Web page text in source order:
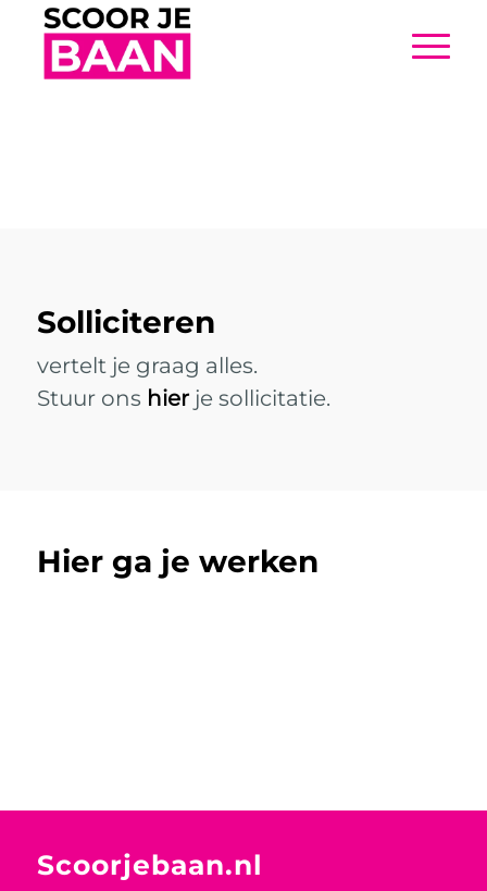
Solliciteren
vertelt je graag alles.
Stuur ons hier je sollicitatie.
Hier ga je werken
Scoorjebaan.nl